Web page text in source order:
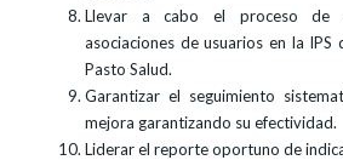
Llevar a cabo el proceso de
asociaciones de usuarios en la IPS
Pasto Salud.
Garantizar el seguimiento
mejora garantizando su efectividad.
Liderar el reporte oportuno de